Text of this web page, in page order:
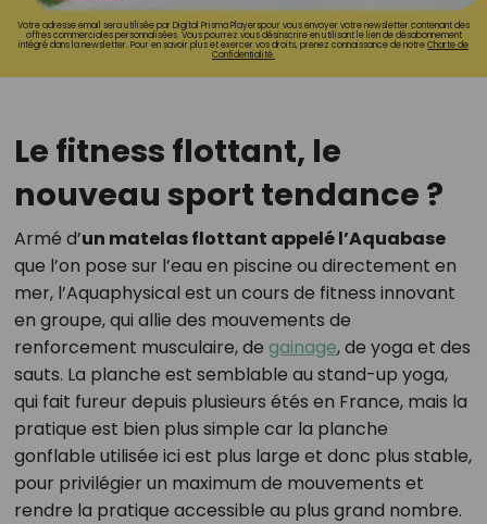
Votre adresse email sera utilisée par Digital Prisma Playerspour vous envoyer votre newsletter contenant des
offres commerciales personnalisées. Vous pourrez vous désinscrire en utilisant le lien de désabonnement
intégré dans la newsletter. Pour en savoir plus et exercer vos droits, prenez connaissance de notreCharte de
Confidentialité.
Le fitness flottant, le
nouveau sport tendance ?
Armé d’un matelas flottant appelé l’Aquabase
que l’on pose sur l’eau en piscine ou directement en
mer, l’Aquaphysical est un cours de fitness innovant
en groupe, qui allie des mouvements de
renforcement musculaire, de gainage, de yoga et des
sauts. La planche est semblable au stand-up yoga,
qui fait fureur depuis plusieurs étés en France, mais la
pratique est bien plus simple car la planche
gonflable utilisée ici est plus large et donc plus stable,
pour privilégier un maximum de mouvements et
rendre la pratique accessible au plus grand nombre.